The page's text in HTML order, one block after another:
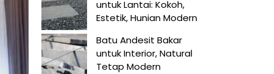
untuk Lantai: Kokoh,
Estetik, Hunian Modern
Batu Andesit Bakar
untuk Interior, Natural
Tetap Modern